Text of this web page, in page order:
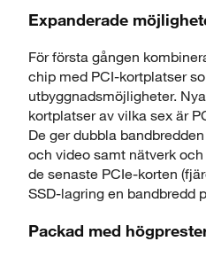
Expanderade
För första gången
chip med PCI-kortplatser
utbyggnads­möjligheter.
kortplatser av vilka sex är
De ger dubbla
och video samt nätverk
de senaste PCIe-korten
SSD-lagring en bandbredd
Packad med